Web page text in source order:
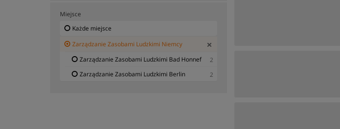
Miejsce
Każde miejsce
Zarządzanie Zasobami Ludzkimi Niemcy
Zarządzanie Zasobami Ludzkimi Bad Honnef
2
Zarządzanie Zasobami Ludzkimi Berlin
2